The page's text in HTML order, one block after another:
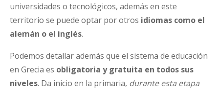
universidades o tecnológicos, además en este
territorio se puede optar por otros idiomas como el
alemán o el inglés.
Podemos detallar además que el sistema de educación
en Grecia es obligatoria y gratuita en todos sus
niveles. Da inicio en la primaria, durante esta etapa